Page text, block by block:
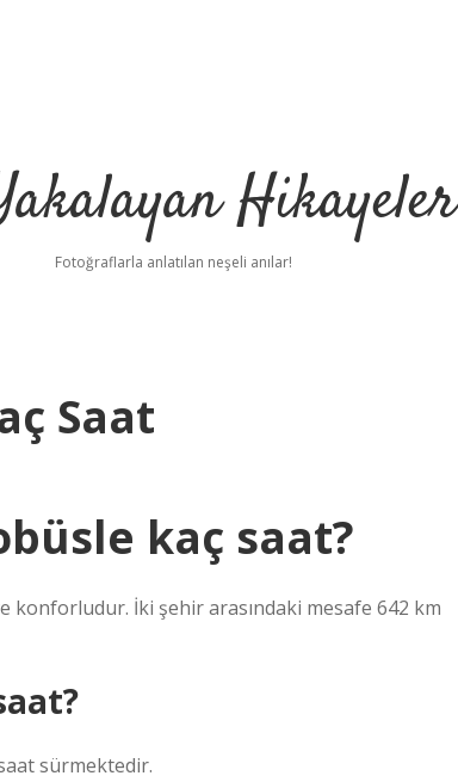
Hikayeler
Fotoğraflarla anlatılan neşeli anılar!
Saat
kaç saat?
konforludur. İki şehir arasındaki mesafe 642 km
sürmektedir.